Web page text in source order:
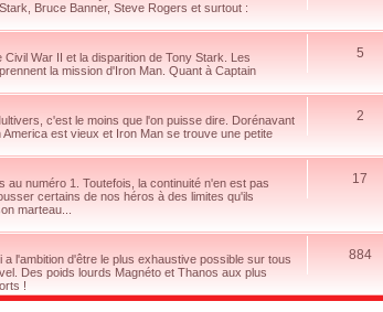
Bruce Banner, Steve Rogers et surtout :
War II et la disparition de Tony Stark. Les
la mission d'Iron Man. Quant à Captain
5
c'est le moins que l'on puisse dire. Dorénavant
est vieux et Iron Man se trouve une petite
2
numéro 1. Toutefois, la continuité n'en est pas
certains de nos héros à des limites qu'ils
marteau...
17
l'ambition d'être le plus exhaustive possible sur tous
Des poids lourds Magnéto et Thanos aux plus
!
884